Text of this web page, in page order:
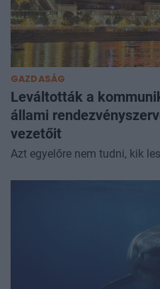
GAZDASÁG
Leváltották a
állami
vezetőit
Azt egyelőre nem tudni, kik